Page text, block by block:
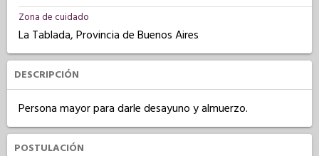
Zona de cuidado
La Tablada, Provincia de Buenos Aires
DESCRIPCIÓN
Persona mayor para darle desayuno y almuerzo.
POSTULACIÓN